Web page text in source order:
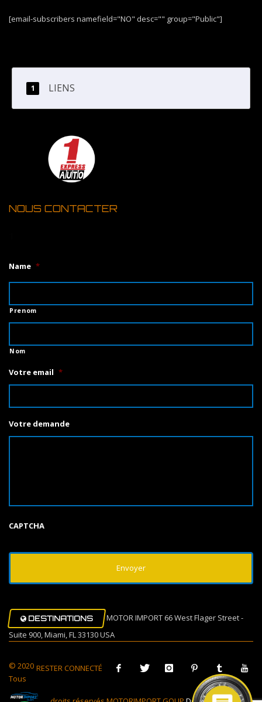
[email-subscribers namefield="NO" desc="" group="Public"]
LIENS
NOUS CONTACTER
Name *
Prenom
Nom
Votre email *
Votre demande
CAPTCHA
DESTINATIONS
MOTOR IMPORT 66 West Flager Street -
Suite 900, Miami, FL 33130 USA
RESTER CONNECTÉ
© 2020
Tous